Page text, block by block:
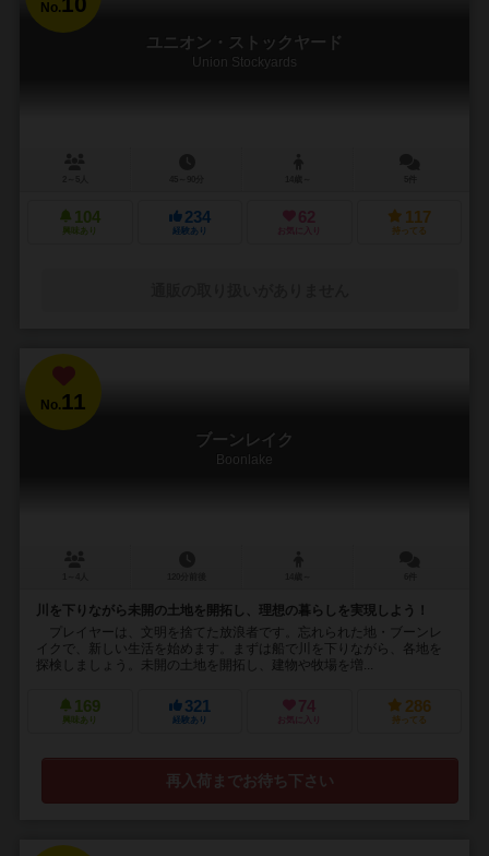
No.
ユニオン・ストックヤード
Union Stockyards
104
興味あり
234
経験あり
62
お気に入り
117
持ってる
No.11
ブーンレイク
Boonlake
川を下りながら未開の土地を開拓し、理想の暮らしを実現しよう！
プレイヤーは、文明を捨てた放浪者です。忘れられた地・ブーンレ
イクで、新しい生活を始めます。まずは船で川を下りながら、各地を
探検しましょう。未開の土地を開拓し、建物や牧場を増...
169
興味あり
321
経験あり
74
お気に入り
286
持ってる
再入荷までお待ち下さい